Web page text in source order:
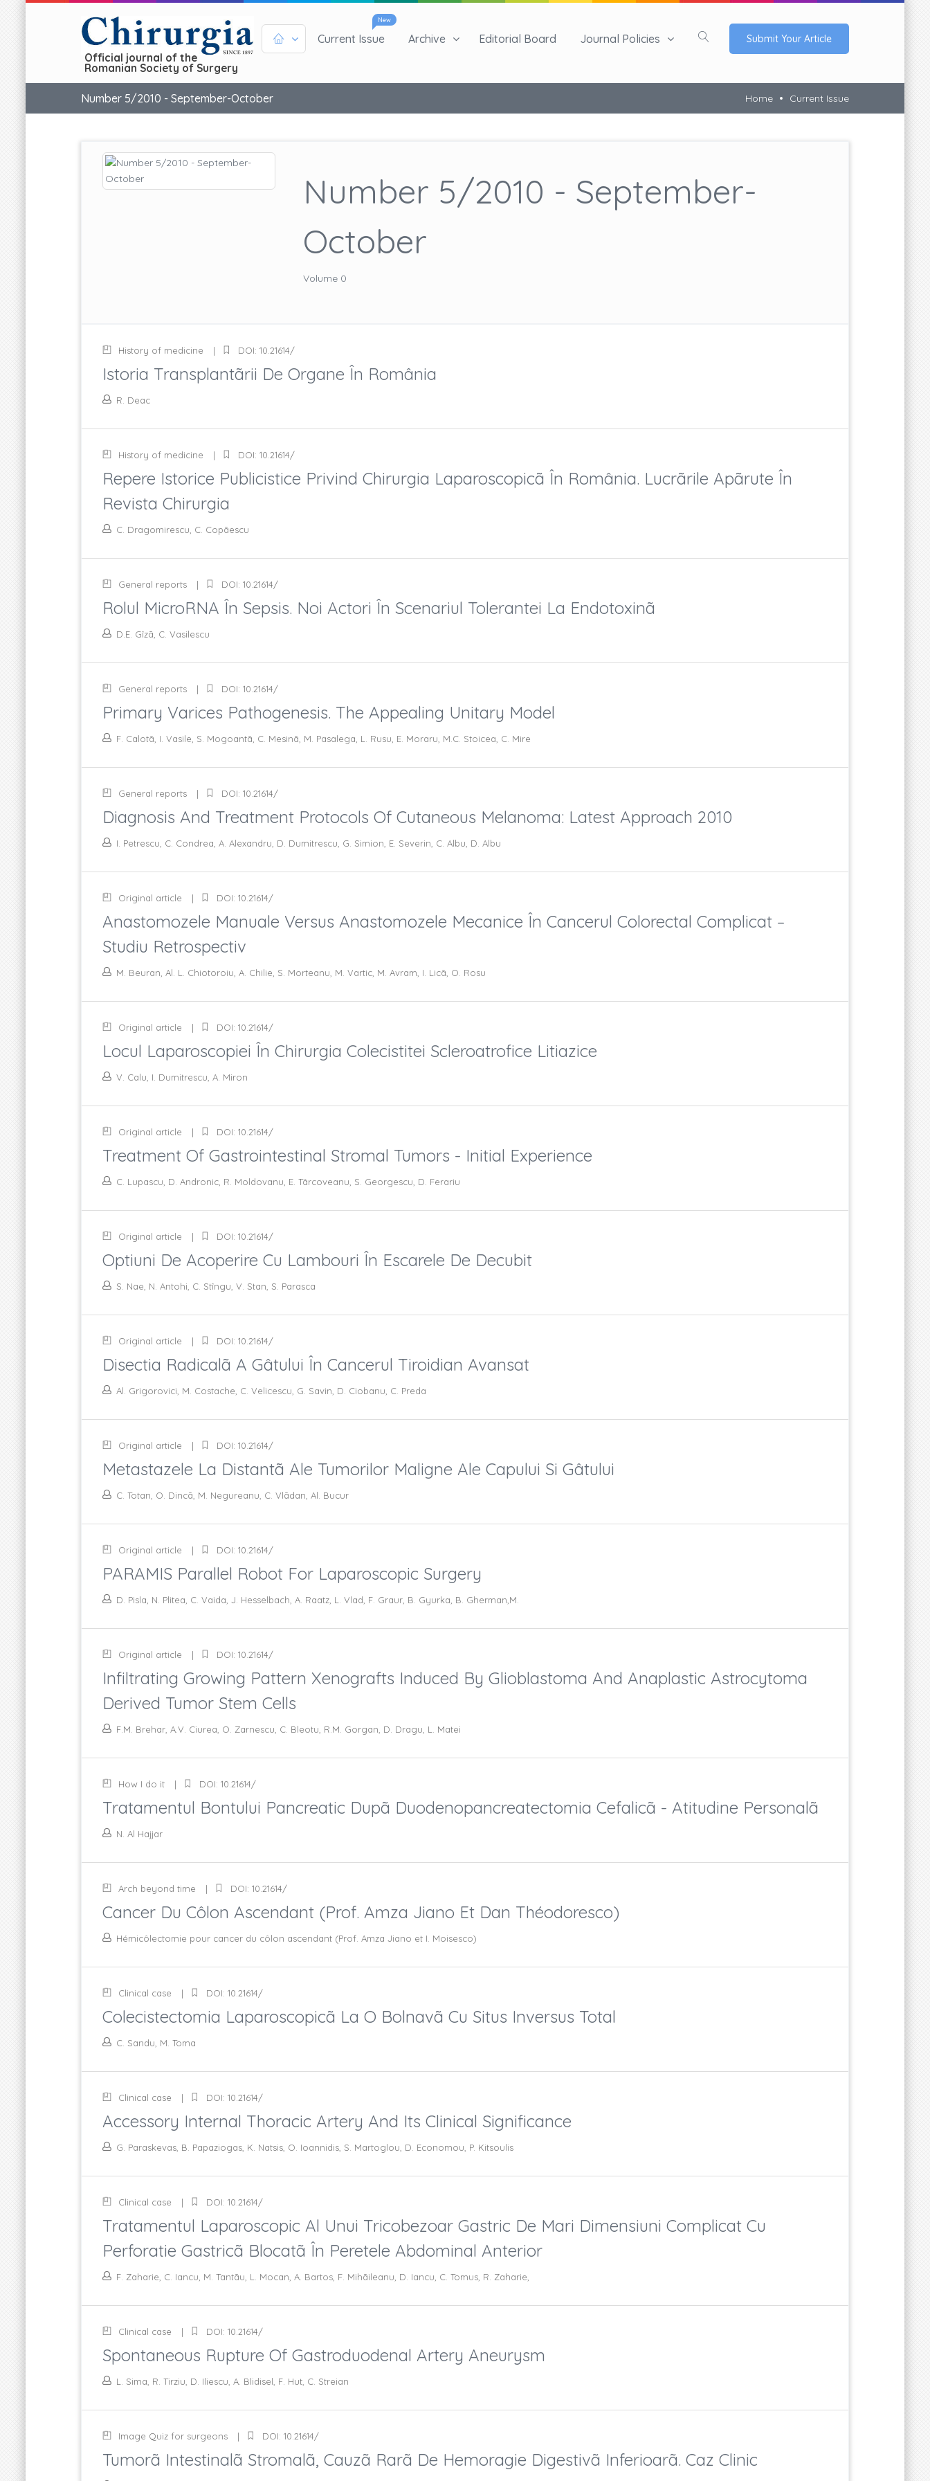
Official journal of the
Romanian Society of Surgery
New
Current Issue Archive Editorial Board Journal Policies Submit Your Article
Number 5/2010 - September-October Home Current Issue
Number 5/2010 - September-
October
Volume 0
History of medicine DOI: 10.21614/
Istoria Transplantãrii De Organe În România
R. Deac
History of medicine DOI: 10.21614/
Repere Istorice Publicistice Privind Chirurgia Laparoscopicã În România. Lucrãrile Apãrute În
Revista Chirurgia
C. Dragomirescu, C. Copãescu
General reports DOI: 10.21614/
Rolul MicroRNA În Sepsis. Noi Actori În Scenariul Tolerantei La Endotoxinã
D.E. Gîzã, C. Vasilescu
General reports DOI: 10.21614/
Primary Varices Pathogenesis. The Appealing Unitary Model
F. Calotã, I. Vasile, S. Mogoantã, C. Mesinã, M. Pasalega, L. Rusu, E. Moraru, M.C. Stoicea, C. Mire
General reports DOI: 10.21614/
Diagnosis And Treatment Protocols Of Cutaneous Melanoma: Latest Approach 2010
I. Petrescu, C. Condrea, A. Alexandru, D. Dumitrescu, G. Simion, E. Severin, C. Albu, D. Albu
Original article DOI: 10.21614/
Anastomozele Manuale Versus Anastomozele Mecanice În Cancerul Colorectal Complicat –
Studiu Retrospectiv
M. Beuran, Al. L. Chiotoroiu, A. Chilie, S. Morteanu, M. Vartic, M. Avram, I. Licã, O. Rosu
Original article DOI: 10.21614/
Locul Laparoscopiei În Chirurgia Colecistitei Scleroatrofice Litiazice
V. Calu, I. Dumitrescu, A. Miron
Original article DOI: 10.21614/
Treatment Of Gastrointestinal Stromal Tumors - Initial Experience
C. Lupascu, D. Andronic, R. Moldovanu, E. Târcoveanu, S. Georgescu, D. Ferariu
Original article DOI: 10.21614/
Optiuni De Acoperire Cu Lambouri În Escarele De Decubit
S. Nae, N. Antohi, C. Stîngu, V. Stan, S. Parasca
Original article DOI: 10.21614/
Disectia Radicalã A Gâtului În Cancerul Tiroidian Avansat
Al. Grigorovici, M. Costache, C. Velicescu, G. Savin, D. Ciobanu, C. Preda
Original article DOI: 10.21614/
Metastazele La Distantã Ale Tumorilor Maligne Ale Capului Si Gâtului
C. Totan, O. Dincã, M. Negureanu, C. Vlãdan, Al. Bucur
Original article DOI: 10.21614/
PARAMIS Parallel Robot For Laparoscopic Surgery
D. Pisla, N. Plitea, C. Vaida, J. Hesselbach, A. Raatz, L. Vlad, F. Graur, B. Gyurka, B. Gherman,M.
Original article DOI: 10.21614/
Infiltrating Growing Pattern Xenografts Induced By Glioblastoma And Anaplastic Astrocytoma
Derived Tumor Stem Cells
F.M. Brehar, A.V. Ciurea, O. Zarnescu, C. Bleotu, R.M. Gorgan, D. Dragu, L. Matei
How I do it DOI: 10.21614/
Tratamentul Bontului Pancreatic Dupã Duodenopancreatectomia Cefalicã - Atitudine Personalã
N. Al Hajjar
Arch beyond time DOI: 10.21614/
Cancer Du Côlon Ascendant (Prof. Amza Jiano Et Dan Théodoresco)
Hémicôlectomie pour cancer du côlon ascendant (Prof. Amza Jiano et I. Moisesco)
Clinical case DOI: 10.21614/
Colecistectomia Laparoscopicã La O Bolnavã Cu Situs Inversus Total
C. Sandu, M. Toma
Clinical case DOI: 10.21614/
Accessory Internal Thoracic Artery And Its Clinical Significance
G. Paraskevas, B. Papaziogas, K. Natsis, O. Ioannidis, S. Martoglou, D. Economou, P. Kitsoulis
Clinical case DOI: 10.21614/
Tratamentul Laparoscopic Al Unui Tricobezoar Gastric De Mari Dimensiuni Complicat Cu
Perforatie Gastricã Blocatã În Peretele Abdominal Anterior
F. Zaharie, C. Iancu, M. Tantãu, L. Mocan, A. Bartos, F. Mihãileanu, D. Iancu, C. Tomus, R. Zaharie,
Clinical case DOI: 10.21614/
Spontaneous Rupture Of Gastroduodenal Artery Aneurysm
L. Sima, R. Tirziu, D. Iliescu, A. Blidisel, F. Hut, C. Streian
Image Quiz for surgeons DOI: 10.21614/
Tumorã Intestinalã Stromalã, Cauzã Rarã De Hemoragie Digestivã Inferioarã. Caz Clinic